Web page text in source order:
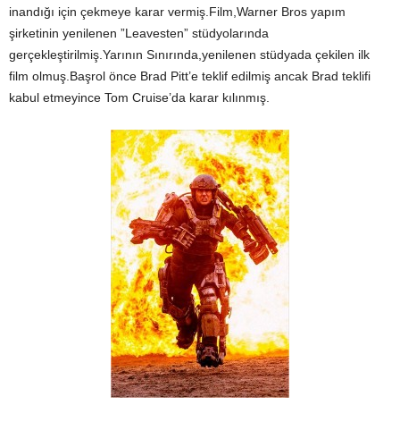
inandığı için çekmeye karar vermiş.Film,Warner Bros yapım
şirketinin yenilenen ”Leavesten” stüdyolarında
gerçekleştirilmiş.Yarının Sınırında,yenilenen stüdyada çekilen ilk
film olmuş.Başrol önce Brad Pitt’e teklif edilmiş ancak Brad teklifi
kabul etmeyince Tom Cruise’da karar kılınmış.